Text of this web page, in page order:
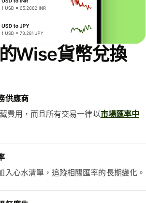
Wise貨幣兌換
供應商
費用，而且所有交易一律以市場匯率中
入心水清單，追蹤相關匯率的長期變化。